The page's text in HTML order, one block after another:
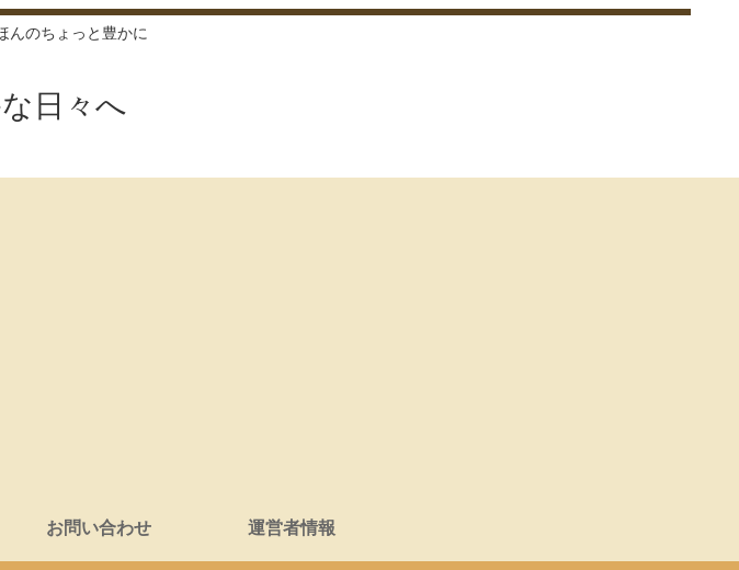
んのちょっと豊かに
日々へ
お問い合わせ 運営者情報